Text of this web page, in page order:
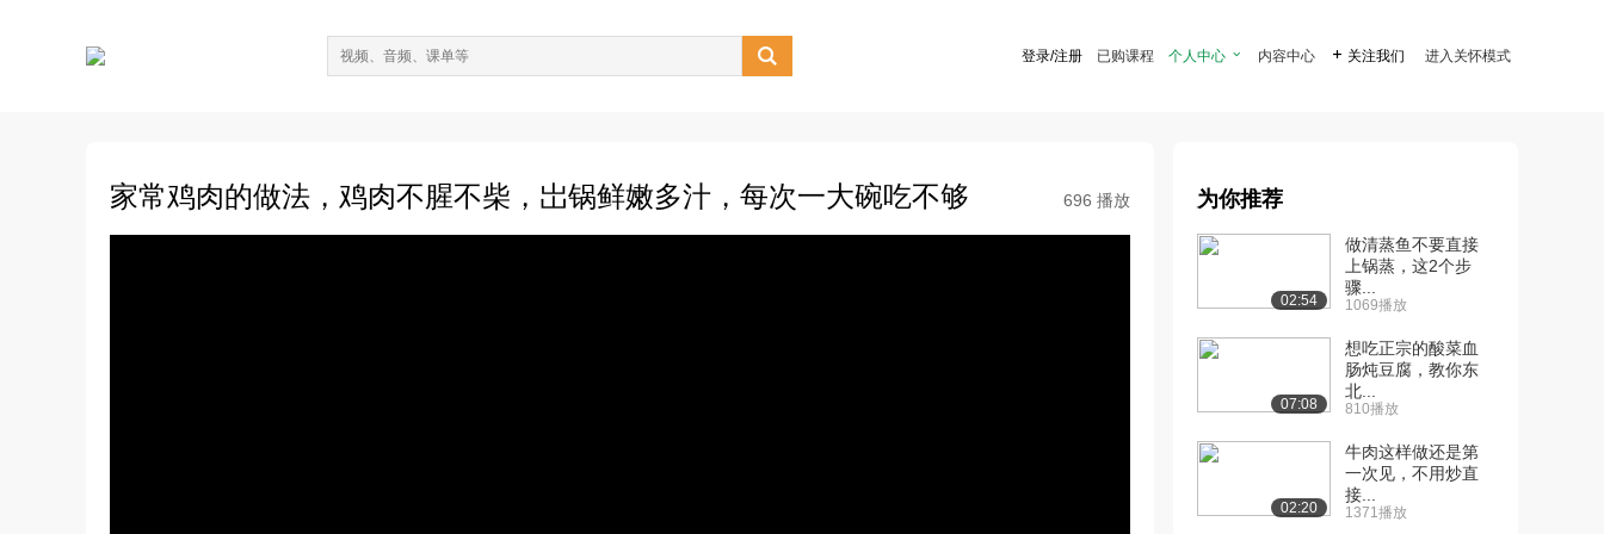
 登录/注册 已购课程 个人中心  内容中心  关注我们 进入关怀模式
家常鸡肉的做法，鸡肉不腥不柴，岀锅鲜嫩多汁，每次一大碗吃不够 696 播放 为你推荐
02:54
做清蒸鱼不要直接
上锅蒸，这2个步
骤...
1069播放
07:08
想吃正宗的酸菜血
肠炖豆腐，教你东
北...
810播放
02:20
牛肉这样做还是第
一次见，不用炒直
接...
1371播放